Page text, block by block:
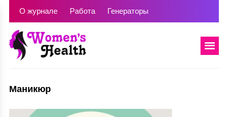
О журнале Работа Генераторы
Маникюр